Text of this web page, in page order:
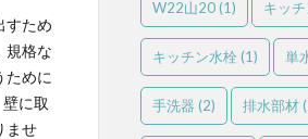
すため
規格な
ために
に取
ませ
W22山20(1) キッ
キッチン水栓 (1) 単
手洗器 (2) 排水部材